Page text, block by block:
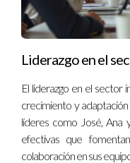
¿Cómo puedo
sea rentable?
Realiza investigaciones
¿Es importante
bienes raíces?
Sí, un equipo diverso
Liderazgo en el
El liderazgo en el sector
crecimiento y
líderes como José, Ana
efectivas que
colaboración en sus